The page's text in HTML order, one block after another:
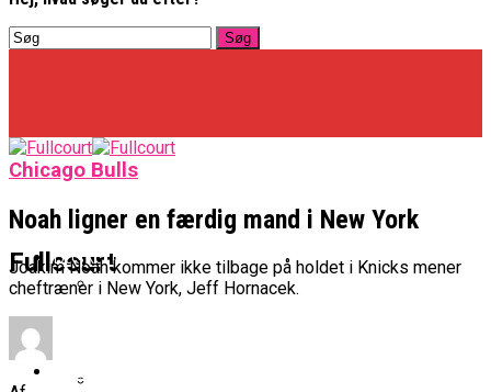
Fullcourt
Basketligaen
NBA
Chicago Bulls
Noah ligner en færdig mand i New York
Joakim Noah kommer ikke tilbage på holdet i Knicks mener
cheftræner i New York, Jeff Hornacek.